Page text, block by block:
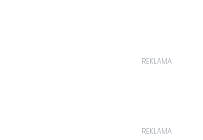
REKLAMA
REKLAMA